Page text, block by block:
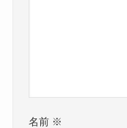
名前 ※